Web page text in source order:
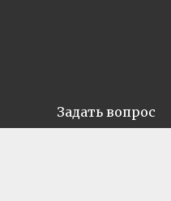
Задать вопрос